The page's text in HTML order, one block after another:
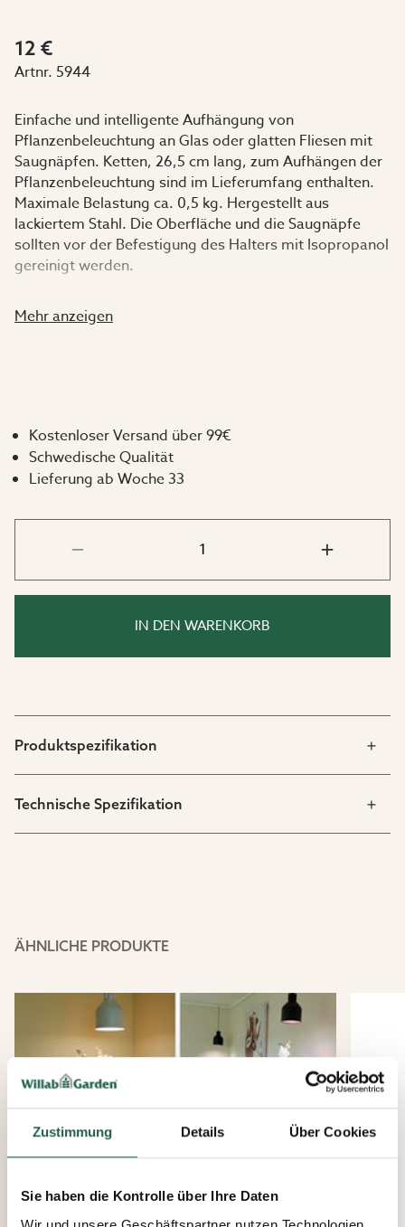
Zustimmung Details Über Cookies
Sie haben die Kontrolle über Ihre Daten
12 €
Artnr. 5944
Einfache und intelligente Aufhängung von
Pflanzenbeleuchtung an Glas oder glatten Fliesen mit
Saugnäpfen. Ketten, 26,5 cm lang, zum Aufhängen der
Pflanzenbeleuchtung sind im Lieferumfang enthalten.
Maximale Belastung ca. 0,5 kg. Hergestellt aus
lackiertem Stahl. Die Oberfläche und die Saugnäpfe
sollten vor der Befestigung des Halters mit Isopropanol
gereinigt werden.
Maße:
Mehr anzeigen
Kostenloser Versand über 99€
Schwedische Qualität
Lieferung ab Woche 33
IN DEN WARENKORB
Produktspezifikation
Technische Spezifikation
ÄHNLICHE PRODUKTE